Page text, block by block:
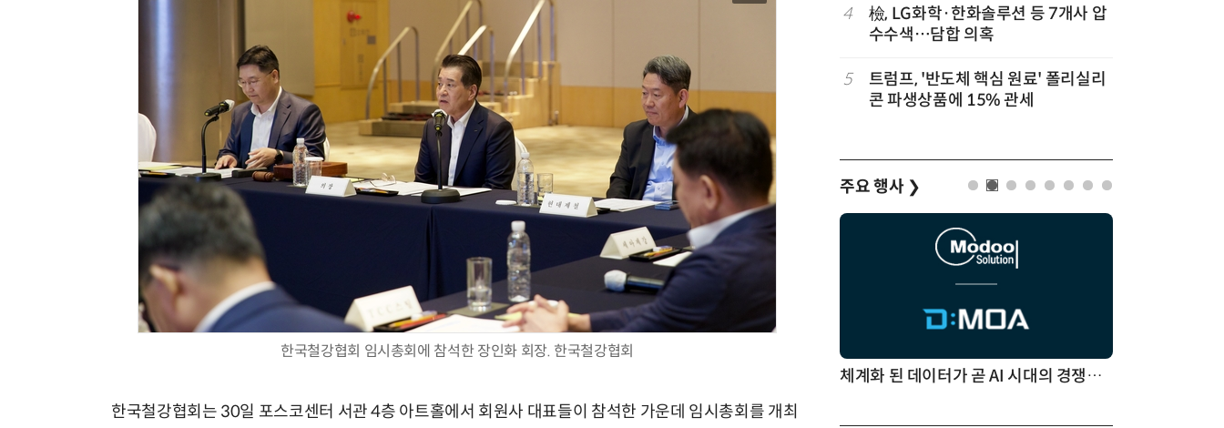
한국철강협회 임시총회에 참석한 장인화 회장. 한국철강협회
한국철강협회는 30일 포스코센터 서관 4층 아트홀에서 회원사 대표들이 참석한 가운데 임시총회를 개최
9
[테크 차이나] 배터리 교체비가 찻값
넘었다…中 전기차 재활용 체계 시
략'
4
檢, LG화학·한화솔루션 등 7개사 압
수수색…담합 의혹
5
트럼프, '반도체 핵심 원료' 폴리실리
콘 파생상품에 15% 관세
주요 행사 ❯
체계화 된 데이터가 곧 AI 시대의 경쟁력이다